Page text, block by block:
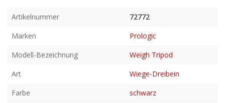
Artikelnummer
72772
Marken
Prologic
Modell-Bezeichnung
Weigh Tripod
Art
Wiege-Dreibein
Farbe
schwarz